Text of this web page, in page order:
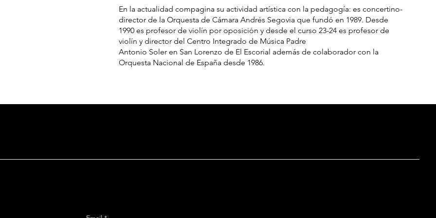
En la actualidad compagina su actividad artística con la pedagogía: es concertino-
director de la Orquesta de Cámara Andrés Segovia que fundó en 1989. Desde
1990 es profesor de violín por oposición y desde el curso 23-24 es profesor de
violín y director del Centro Integrado de Música Padre
Antonio Soler en San Lorenzo de El Escorial además de colaborador con la
Orquesta Nacional de España desde 1986.